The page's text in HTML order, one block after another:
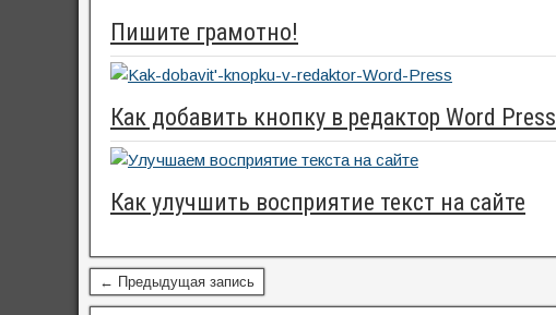
Пишите грамотно!
Как добавить кнопку в редактор Word Press
Как улучшить восприятие текст на сайте
← Предыдущая запись